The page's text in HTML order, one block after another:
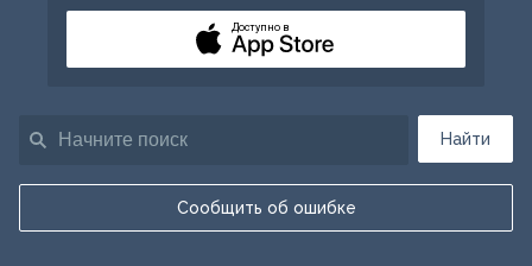
Найти
Сообщить об ошибке
Доступно в